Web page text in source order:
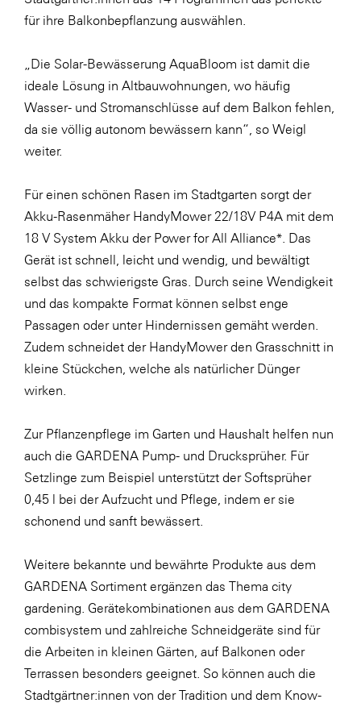
für ihre Balkonbepflanzung auswählen.
„Die Solar-Bewässerung AquaBloom ist damit die
ideale Lösung in Altbauwohnungen, wo häufig
Wasser- und Stromanschlüsse auf dem Balkon fehlen,
da sie völlig autonom bewässern kann“, so Weigl
weiter.
Für einen schönen Rasen im Stadtgarten sorgt der
Akku-Rasenmäher HandyMower 22/18V P4A mit dem
18 V System Akku der Power for All Alliance*. Das
Gerät ist schnell, leicht und wendig, und bewältigt
selbst das schwierigste Gras. Durch seine Wendigkeit
und das kompakte Format können selbst enge
Passagen oder unter Hindernissen gemäht werden.
Zudem schneidet der HandyMower den Grasschnitt in
kleine Stückchen, welche als natürlicher Dünger
wirken.
Zur Pflanzenpflege im Garten und Haushalt helfen nun
auch die GARDENA Pump- und Drucksprüher. Für
Setzlinge zum Beispiel unterstützt der Softsprüher
0,45 l bei der Aufzucht und Pflege, indem er sie
schonend und sanft bewässert.
Weitere bekannte und bewährte Produkte aus dem
GARDENA Sortiment ergänzen das Thema city
gardening. Gerätekombinationen aus dem GARDENA
combisystem und zahlreiche Schneidgeräte sind für
die Arbeiten in kleinen Gärten, auf Balkonen oder
Terrassen besonders geeignet. So können auch die
Stadtgärtner:innen von der Tradition und dem Know-